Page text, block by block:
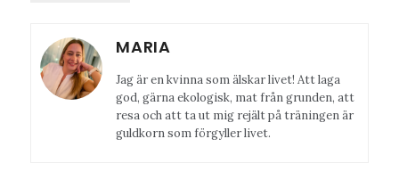
MARIA
Jag är en kvinna som älskar livet! Att laga
god, gärna ekologisk, mat från grunden, att
resa och att ta ut mig rejält på träningen är
guldkorn som förgyller livet.